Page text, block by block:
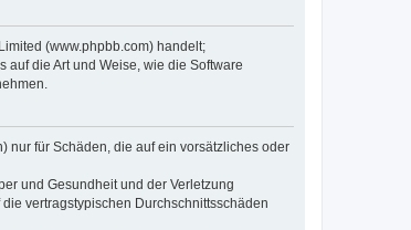
(www.phpbb.com) handelt;
die Art und Weise, wie die Software
nur für Schäden, die auf ein vorsätzliches oder
und Gesundheit und der Verletzung
vertragstypischen Durchschnittsschäden